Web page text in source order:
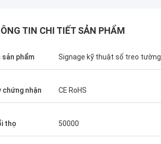
TIN CHI TIẾT SẢN PHẨM
sản phẩm Signage kỹ thuật số treo tường
chứng nhận CE RoHS
thọ 50000